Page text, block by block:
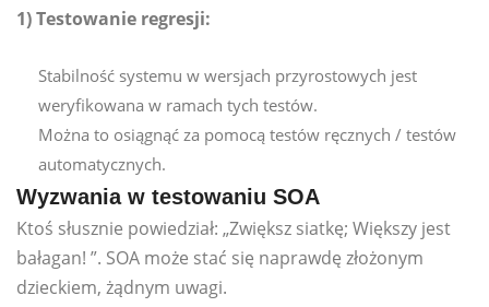
1) Testowanie regresji:
Stabilność systemu w wersjach przyrostowych jest
weryfikowana w ramach tych testów.
Można to osiągnąć za pomocą testów ręcznych / testów
automatycznych.
Wyzwania w testowaniu SOA
Ktoś słusznie powiedział: „Zwiększ siatkę; Większy jest
bałagan! ”. SOA może stać się naprawdę złożonym
dzieckiem, żądnym uwagi.